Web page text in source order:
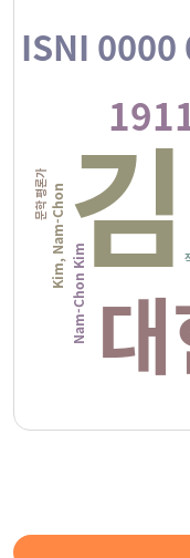
문학 평론가
Nam-Chon Kim
Kim, Nam-Chon
ISNI